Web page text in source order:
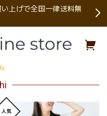
上げで全国一律送料無